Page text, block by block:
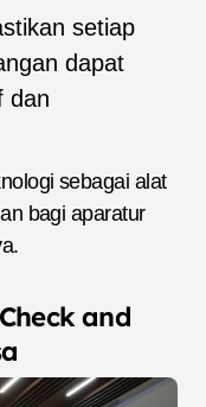
setiap
dapat
dan
sebagai alat
bagi aparatur
and